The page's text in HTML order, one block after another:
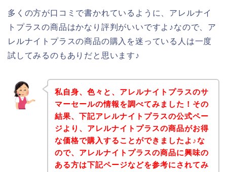
多くの方が口コミで書かれているように、アレルナイ
トプラスの商品はかなり評判がいいですよ♪なので、ア
レルナイトプラスの商品の購入を迷っている人は一度
試してみるのもありだと思います♪
私自身、色々と、アレルナイトプラスのサ
マーセールの情報を調べてみました！その
結果、下記アレルナイトプラスの公式ペー
ジより、アレルナイトプラスの商品がお得
な価格で購入することができましたよ♪な
ので、アレルナイトプラスの商品に興味の
ある方は下記ページなどを参考にされてみ